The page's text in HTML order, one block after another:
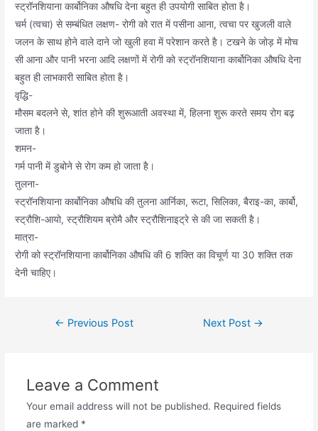
स्ट्रॉनशियाना कार्बोनिका औषधि देना बहुत ही उपयोगी साबित होता है।
चर्म (त्वचा) से सम्बंधित लक्षण- रोगी को रात में पसीना आना, त्वचा पर खुजली वाले
जलन के साथ होने वाले दाने जो खुली हवा में परेशान करते है। टखने के जोड़ में मोच
सी आना और पानी भरना आदि लक्षणों में रोगी को स्ट्रॉनशियाना कार्बोनिका औषधि देना
बहुत ही लाभकारी साबित होता है।
वृद्धि-
मौसम बदलने से, शांत होने की शुरूआती अवस्था में, हिलना शुरू करते समय रोग बढ़
जाता है।
शमन-
गर्म पानी में डुबोने से रोग कम हो जाता है।
तुलना-
स्ट्रॉनशियाना कार्बोनिका औषधि की तुलना आर्निका, रूटा, सिलिका, बैराइ-का, कार्बो,
स्ट्रौशि-आयो, स्ट्रौशियम ब्रोमै और स्ट्रौशिनाइट्रे से की जा सकती है।
मात्रा-
रोगी को स्ट्रॉनशियाना कार्बोनिका औषधि की 6 शक्ति का विचूर्ण या 30 शक्ति तक
देनी चाहिए।
Post← Previous Post Next Post →
Leave a Comment
Your email address will not be published. Required fields
are marked *